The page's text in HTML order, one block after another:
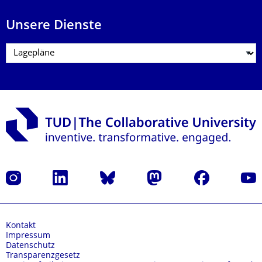
Unsere Dienste
Instagram LinkedIn Bluesky Mastodon Facebook
Kontakt
Impressum
Datenschutz
Transparenzgesetz